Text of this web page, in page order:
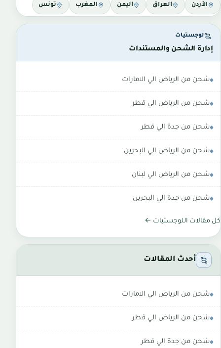
الأردن العراق اليمن المغرب تونس
لوجستيات
إدارة الشحن والمستندات
شحن من الرياض الي الامارات
شحن من الرياض الي قطر
شحن من جدة الي قطر
شحن من الرياض الي البحرين
شحن من الرياض الي لبنان
شحن من جدة الي البحرين
كل مقالات اللوجستيات ←
أحدث المقالات
شحن من الرياض الي الامارات
شحن من الرياض الي قطر
شحن من جدة الي قطر